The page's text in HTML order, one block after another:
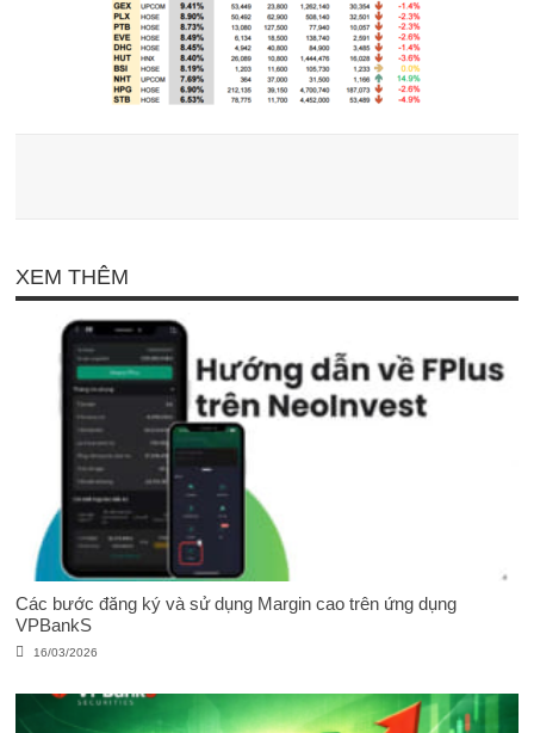
XEM THÊM
Các bước đăng ký và sử dụng Margin cao trên ứng dụng
VPBankS
16/03/2026